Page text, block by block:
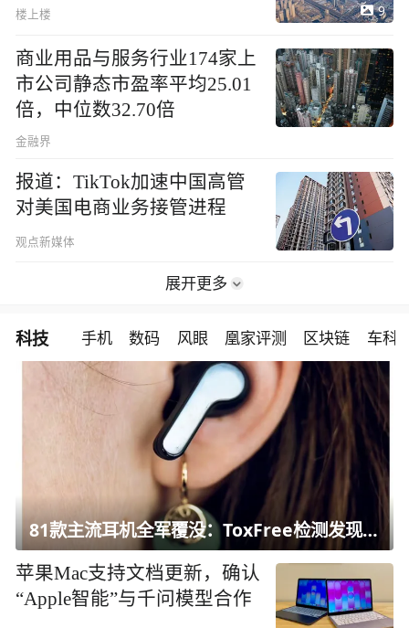
楼上楼 9
商业用品与服务行业174家上
市公司静态市盈率平均25.01
倍，中位数32.70倍
金融界
报道：TikTok加速中国高管
对美国电商业务接管进程
观点新媒体
展开更多
科技 手机 数码 风眼 凰家评测 区块链 车科
81款主流耳机全军覆没：ToxFree检测发现均含对人体有害化学物质
苹果Mac支持文档更新，确认
“Apple智能”与千问模型合作